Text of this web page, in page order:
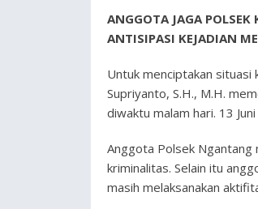
ANGGOTA JAGA
ANTISIPASI KEJADIAN
Untuk menciptakan situasi
Supriyanto, S.H., M.H.
diwaktu malam hari. 13
Anggota Polsek Ngantang
kriminalitas. Selain itu
masih melaksanakan